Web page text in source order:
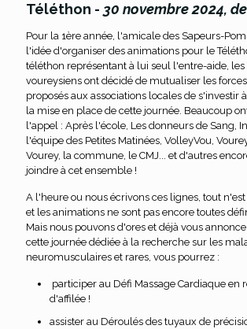
Téléthon - 30 novembre 2024,
Pour la 1ère année, l'amicale des Sapeurs-
l'idée d'organiser des animations pour le
téléthon représentant à lui seul l'entre-aide,
voureysiens ont décidé de mutualiser les
proposés aux associations locales de s'investir
la mise en place de cette journée. Beaucoup
l'appel : Après l'école, Les donneurs de Sang,
l'équipe des Petites Matinées, VolleyVou,
Vourey, la commune, le CMJ... et d'autres
joindre à cet ensemble !
A l'heure ou nous écrivons ces lignes, tout
et les animations ne sont pas encore toutes
Mais nous pouvons d'ores et déjà vous
cette journée dédiée à la recherche sur les
neuromusculaires et rares, vous pourrez :
participer au Défi Massage Cardiaque en
d'affilée !
assister au Déroulés des tuyaux de